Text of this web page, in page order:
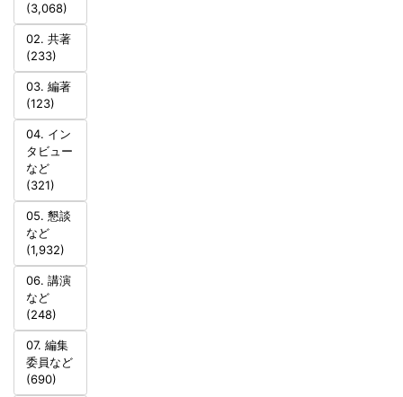
(3,068)
02. 共著
(233)
03. 編著
(123)
04. イン
タビュー
など
(321)
05. 懇談
など
(1,932)
06. 講演
など
(248)
07. 編集
委員など
(690)